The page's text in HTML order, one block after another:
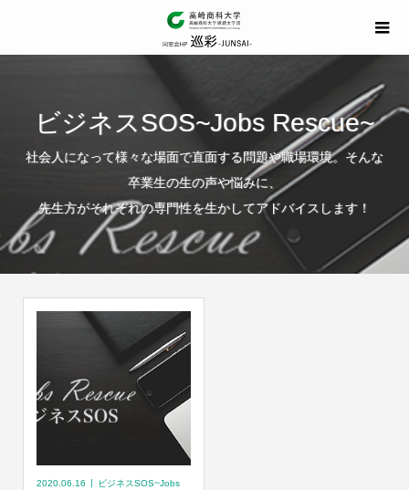
ビジネスSOS~Jobs Rescue~
社会人になって様々な場面で直面する問題や職場環境。そんな
卒業生の生の声や悩みに、
先生方がそれぞれの専門性を生かしてアドバイスします！
2020.06.16
ビジネスSOS~Jobs